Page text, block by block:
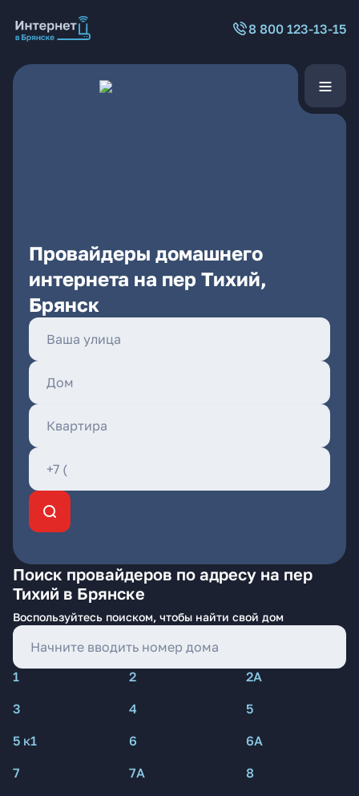
8 800 123-13-15
Провайдеры домашнего
интернета на пер Тихий,
Брянск
Поиск провайдеров по адресу на пер
Тихий в Брянске
Воспользуйтесь поиском, чтобы найти свой дом
1 2
2А
3
4
5
5 к1
6
6А
7
7А
8